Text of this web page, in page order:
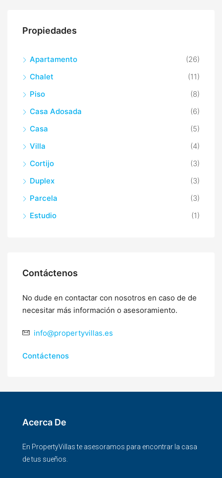
Propiedades
Apartamento
(26)
Chalet
(11)
Piso
(8)
Casa Adosada
(6)
Casa
(5)
Villa
(4)
Cortijo
(3)
Duplex
(3)
Parcela
(3)
Estudio
(1)
Contáctenos
No dude en contactar con nosotros en caso de de
necesitar más información o asesoramiento.
info@propertyvillas.es
Contáctenos
Acerca De
En PropertyVillas te asesoramos para encontrar la casa
de tus sueños.